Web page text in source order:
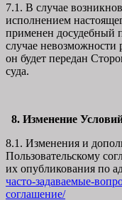
7.1. В случае
исполнением
применен досудебный
случае невозможности
он будет передан
суда.
8. Изменение
8.1. Изменения и
Пользовательскому
их опубликования по
часто-задаваемые-
соглашение/